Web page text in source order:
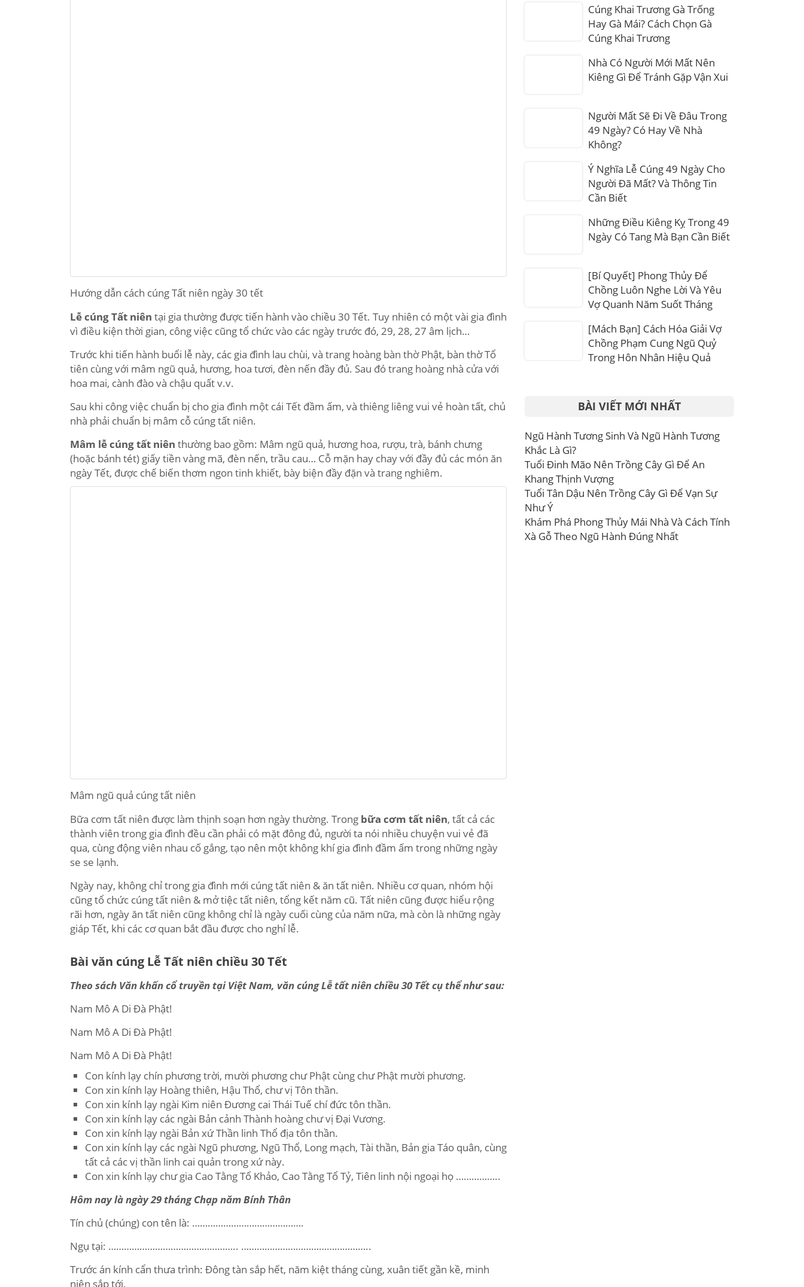
Hướng dẫn cách cúng Tất niên ngày 30 tết
Lễ cúng Tất niên tại gia thường được tiến hành vào chiều 30 Tết. Tuy nhiên có một vài gia đình
vì điều kiện thời gian, công việc cũng tổ chức vào các ngày trước đó, 29, 28, 27 âm lịch…
Trước khi tiến hành buổi lễ này, các gia đình lau chùi, và trang hoàng bàn thờ Phật, bàn thờ Tổ
tiên cùng với mâm ngũ quả, hương, hoa tươi, đèn nến đầy đủ. Sau đó trang hoàng nhà cửa với
hoa mai, cành đào và chậu quất v.v.
Sau khi công việc chuẩn bị cho gia đình một cái Tết đầm ấm, và thiêng liêng vui vẻ hoàn tất, chủ
nhà phải chuẩn bị mâm cỗ cúng tất niên.
Mâm lễ cúng tất niên thường bao gồm: Mâm ngũ quả, hương hoa, rượu, trà, bánh chưng
(hoặc bánh tét) giấy tiền vàng mã, đèn nến, trầu cau… Cỗ mặn hay chay với đầy đủ các món ăn
ngày Tết, được chế biến thơm ngon tinh khiết, bày biện đầy đặn và trang nghiêm.
Mâm ngũ quả cúng tất niên
Bữa cơm tất niên được làm thịnh soạn hơn ngày thường. Trong bữa cơm tất niên, tất cả các
thành viên trong gia đình đều cần phải có mặt đông đủ, người ta nói nhiều chuyện vui vẻ đã
qua, cùng động viên nhau cố gắng, tạo nên một không khí gia đình đầm ấm trong những ngày
se se lạnh.
Ngày nay, không chỉ trong gia đình mới cúng tất niên & ăn tất niên. Nhiều cơ quan, nhóm hội
cũng tổ chức cúng tất niên & mở tiệc tất niên, tổng kết năm cũ. Tất niên cũng được hiểu rộng
rãi hơn, ngày ăn tất niên cũng không chỉ là ngày cuối cùng của năm nữa, mà còn là những ngày
giáp Tết, khi các cơ quan bắt đầu được cho nghỉ lễ.
Bài văn cúng Lễ Tất niên chiều 30 Tết
Theo sách Văn khấn cổ truyền tại Việt Nam, văn cúng Lễ tất niên chiều 30 Tết cụ thể như sau:
Nam Mô A Di Đà Phật!
Nam Mô A Di Đà Phật!
Nam Mô A Di Đà Phật!
Con kính lạy chín phương trời, mười phương chư Phật cùng chư Phật mười phương.
Con xin kính lạy Hoàng thiên, Hậu Thổ, chư vị Tôn thần.
Con xin kính lạy ngài Kim niên Đương cai Thái Tuế chí đức tôn thần.
Con xin kính lạy các ngài Bản cảnh Thành hoàng chư vị Đại Vương.
Con xin kính lạy ngài Bản xứ Thần linh Thổ địa tôn thần.
Con xin kính lạy các ngài Ngũ phương, Ngũ Thổ, Long mạch, Tài thần, Bản gia Táo quân, cùng
tất cả các vị thần linh cai quản trong xứ này.
Con xin kính lạy chư gia Cao Tằng Tổ Khảo, Cao Tằng Tổ Tỷ, Tiên linh nội ngoại họ ……………..
Hôm nay là ngày 29 tháng Chạp năm Bính Thân
Tín chủ (chúng) con tên là: …………………………………….
Ngụ tại: ………………………………………….. …………………………………………..
Trước án kính cẩn thưa trình: Đông tàn sắp hết, năm kiệt tháng cùng, xuân tiết gần kề, minh
niên sắp tới.
Cúng Khai Trương Gà Trống
Hay Gà Mái? Cách Chọn Gà
Cúng Khai Trương
Nhà Có Người Mới Mất Nên
Kiêng Gì Để Tránh Gặp Vận Xui
Người Mất Sẽ Đi Về Đâu Trong
49 Ngày? Có Hay Về Nhà
Không?
Ý Nghĩa Lễ Cúng 49 Ngày Cho
Người Đã Mất? Và Thông Tin
Cần Biết
Những Điều Kiêng Kỵ Trong 49
Ngày Có Tang Mà Bạn Cần Biết
[Bí Quyết] Phong Thủy Để
Chồng Luôn Nghe Lời Và Yêu
Vợ Quanh Năm Suốt Tháng
[Mách Bạn] Cách Hóa Giải Vợ
Chồng Phạm Cung Ngũ Quỷ
Trong Hôn Nhân Hiệu Quả
BÀI VIẾT MỚI NHẤT
Ngũ Hành Tương Sinh Và Ngũ Hành Tương
Khắc Là Gì?
Tuổi Đinh Mão Nên Trồng Cây Gì Để An
Khang Thịnh Vượng
Tuổi Tân Dậu Nên Trồng Cây Gì Để Vạn Sự
Như Ý
Khám Phá Phong Thủy Mái Nhà Và Cách Tính
Xà Gỗ Theo Ngũ Hành Đúng Nhất